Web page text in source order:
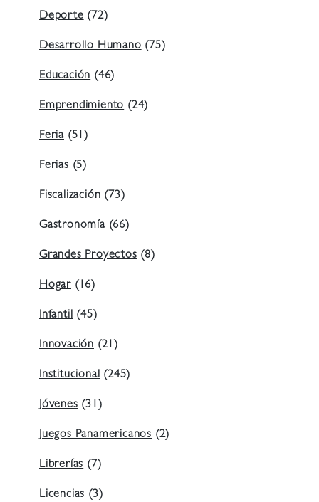
Deporte(72)
Desarrollo Humano(75)
Educación(46)
Emprendimiento(24)
Feria (51)
Ferias(5)
Fiscalización(73)
Gastronomía(66)
Grandes Proyectos(8)
Hogar (16)
Infantil(45)
Innovación (21)
Institucional(245)
Jóvenes(31)
Juegos Panamericanos (2)
Librerías(7)
Licencias(3)